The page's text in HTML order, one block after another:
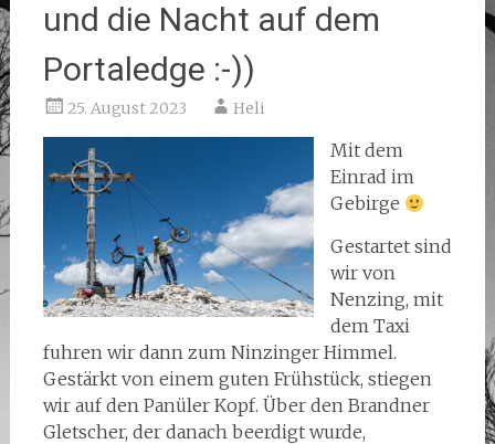
und die Nacht auf dem
Portaledge :-))
25. August 2023 Heli
Mit dem
Einrad im
Gebirge
Gestartet sind
wir von
Nenzing, mit
dem Taxi
fuhren wir dann zum Ninzinger Himmel.
Gestärkt von einem guten Frühstück, stiegen
wir auf den Panüler Kopf. Über den Brandner
Gletscher, der danach beerdigt wurde,